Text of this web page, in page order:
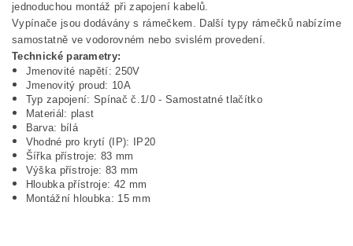
jednoduchou montáž při zapojení kabelů.
Vypínače jsou dodávány s rámečkem. Další typy rámečků nabízíme
samostatně ve vodorovném nebo svislém provedení.
Technické parametry:
Jmenovité napětí: 250V
Jmenovitý proud: 10A
Typ zapojení: Spínač č.1/0 - Samostatné tlačítko
Materiál: plast
Barva: bílá
Vhodné pro krytí (IP): IP20
Šířka přístroje: 83 mm
Výška přístroje: 83 mm
Hloubka přístroje: 42 mm
Montážní hloubka: 15 mm